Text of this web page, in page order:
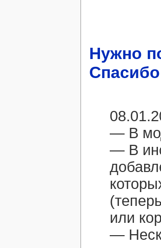
Нужно
— В
— В
или
—